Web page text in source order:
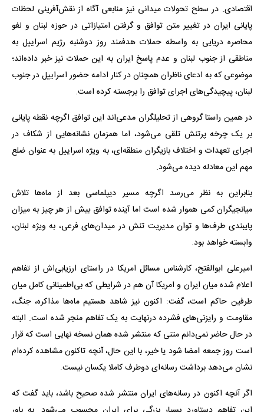
اقتصادی. در سطح تحولات میدانی نیز منابعی آگاه از نقش‌آفرینی لحظات
پایانی ایران در تغییر متن توافق و گرفتن امتیازاتی در حوزه لبنان و لغو
محاصره دریایی به واسطه حملات هدفمند روز دوشنبه رژیم اسراییل به
مناطقی از جنوب لبنان و عدم پاسخ ایران به این حملات نیز خبر داده‌اند؛
موضوعی که به ادعای ناظران همچنان در کنار ادامه حضور اسراییل در جنوب
لبنان، پیچیدگی‌های اجرای توافق را برجسته کرده است.
در همین راستا گروهی از تحلیلگران مدعی‌اند این توافق اگرچه نقطه پایانی
بر یک چرخه پرتنش تلقی می‌شود، اما همزمان نشانه‌هایی از شکاف در
اجرای تعهدات و اختلاف بازیگران منطقه‌ای، به‌ ویژه اسراییل به عنوان ضلع
مهم این معادله دیده می‌شود.
بنابراین به نظر می‌رسد اگرچه مسیر دیپلماسی بعد از ماه‌ها تلاش
میانجیگران کمی هموار شده است اما آینده توافق بیش از هر چیز به میزان
پایبندی طرف‌ها و توان مدیریت تنش در میدان‌های فرعی، به‌ ویژه لبنان،
وابسته خواهد بود.
امیرعلی ابوالفتح، کارشناس مسائل امریکا در راستای ارزیابی‌اش از تفاهم
اعلام شده میان ایران و امریکا آن هم در شرایطی که بی‌اطمینانی کامل میان
طرفین حاکم است، گفت: اکنون نیز شاهد هستیم ماه‌ها مذاکره، جنگ،
مقاومت و رایزنی‌های فشرده درنهایت به یک تفاهم منجر شده است. البته
در حال حاضر نمی‌دانم متنی که منتشر شده همان نسخه نهایی است که قرار
است روز جمعه امضا شود یا خیر، با این حال، آنچه تاکنون مشاهده کرده‌ام
نشان می‌دهد برداشت رسانه‌ای دوطرف کاملا یکسان نیست.
اگر آنچه اکنون در رسانه‌های ایران منتشر شده صحیح باشد، باید گفت که